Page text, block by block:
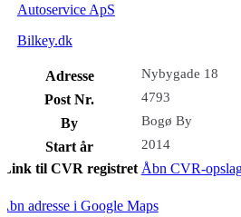
Autoservice ApS
Bilkey.dk
Adresse Nybygade 18
Post Nr. 4793
By Bogø By
Start år 2014
Link til CVR registret Åbn CVR-
adresse i Google Maps